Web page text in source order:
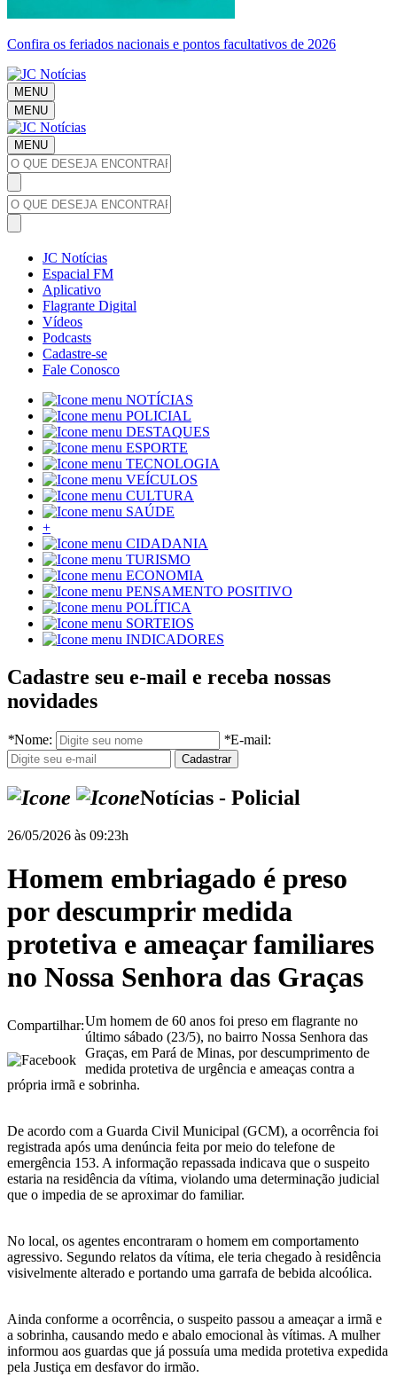
Confira os feriados nacionais e pontos facultativos de 2026
MENU
MENU
MENU
JC Notícias
Espacial FM
Aplicativo
Flagrante Digital
Vídeos
Podcasts
Cadastre-se
Fale Conosco
NOTÍCIAS
POLICIAL
DESTAQUES
ESPORTE
TECNOLOGIA
VEÍCULOS
CULTURA
SAÚDE
+
CIDADANIA
TURISMO
ECONOMIA
PENSAMENTO POSITIVO
POLÍTICA
SORTEIOS
INDICADORES
Cadastre seu e-mail e receba nossas
novidades
*Nome: *E-mail:
Notícias - Policial
26/05/2026 às 09:23h
Homem embriagado é preso
por descumprir medida
protetiva e ameaçar familiares
no Nossa Senhora das Graças
Compartilhar:Um homem de 60 anos foi preso em flagrante no
último sábado (23/5), no bairro Nossa Senhora das
Graças, em Pará de Minas, por descumprimento de
medida protetiva de urgência e ameaças contra a
própria irmã e sobrinha.
De acordo com a Guarda Civil Municipal (GCM), a ocorrência foi
registrada após uma denúncia feita por meio do telefone de
emergência 153. A informação repassada indicava que o suspeito
estaria na residência da vítima, violando uma determinação judicial
que o impedia de se aproximar do familiar.
No local, os agentes encontraram o homem em comportamento
agressivo. Segundo relatos da vítima, ele teria chegado à residência
visivelmente alterado e portando uma garrafa de bebida alcoólica.
Ainda conforme a ocorrência, o suspeito passou a ameaçar a irmã e
a sobrinha, causando medo e abalo emocional às vítimas. A mulher
informou aos guardas que já possuía uma medida protetiva expedida
pela Justiça em desfavor do irmão.